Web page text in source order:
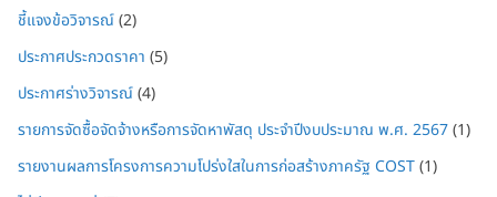
ชี้แจงข้อวิจารณ์(2)
ประกาศประกวดราคา (5)
ประกาศร่างวิจารณ์(4)
รายการจัดซื้อจัดจ้างหรือการจัดหาพัสดุ ประจำปีงบประมาณ พ.ศ. 2567(1)
รายงานผลการโครงการความโปร่งใสในการก่อสร้างภาครัฐ COST(1)